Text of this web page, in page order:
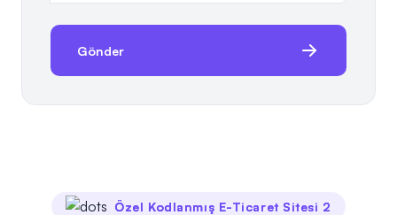
Gönder
Özel Kodlanmış E-Ticaret Sitesi 2